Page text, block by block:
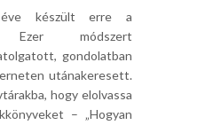
készült erre a
Ezer módszert
gondolatban
utánakeresett.
hogy elolvassa
– „Hogyan